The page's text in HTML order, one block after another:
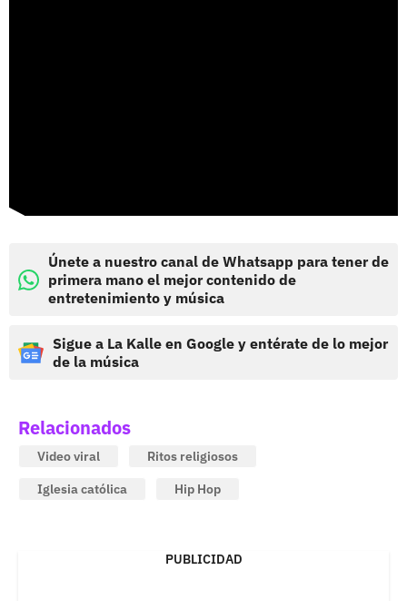
Únete a nuestro canal de Whatsapp para tener de
primera mano el mejor contenido de
entretenimiento y música
Sigue a La Kalle en Google y entérate de lo mejor
de la música
Relacionados
Video viral
Ritos religiosos
Iglesia católica
Hip Hop
PUBLICIDAD